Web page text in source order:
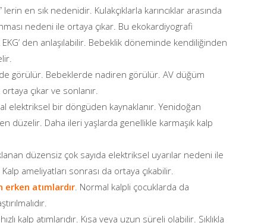
lerin en sık nedenidir. Kulakçıklarla karıncıklar arasında
nedeni ile ortaya çıkar. Bu ekokardiyografi
den anlaşılabilir. Bebeklik döneminde kendiliğinden
görülür. Bebeklerde nadiren görülür. AV düğüm
çıkar ve sonlanır.
elektriksel bir döngüden kaynaklanır. Yenidoğan
düzelir. Daha ileri yaşlarda genellikle karmaşık kalp
düzensiz çok sayıda elektriksel uyarılar nedeni ile
ameliyatları sonrası da ortaya çıkabilir.
erken atımlardır. Normal kalpli çocuklarda da
kalp atımlarıdır. Kısa veya uzun süreli olabilir. Sıklıkla